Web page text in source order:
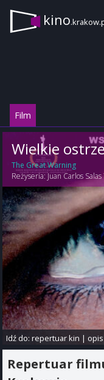
kino
Film
Wielkie
The Great Warning
Reżyseria:Juan Carlos
Idź do:repertuar kin |
Repertuar